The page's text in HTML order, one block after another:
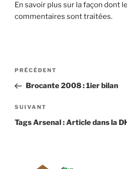
En savoir plus sur la façon dont
commentaires sont traitées.
Navigation
l’article
Article
précédent
PRÉCÉDENT
Brocante 2008 : 1ier bilan
Article
suivant
SUIVANT
Tags Arsenal : Article dans la